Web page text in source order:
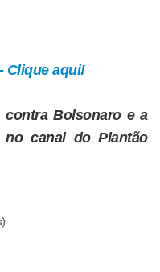
Clique aqui!
Bolsonaro e a
no canal do Plantão